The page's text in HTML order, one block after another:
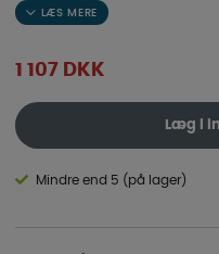
meget enkel og hurtig
en universel model med
skræddersyet pasform, der
1 107 DKK
Læg i
Mindre end 5 (på lager)